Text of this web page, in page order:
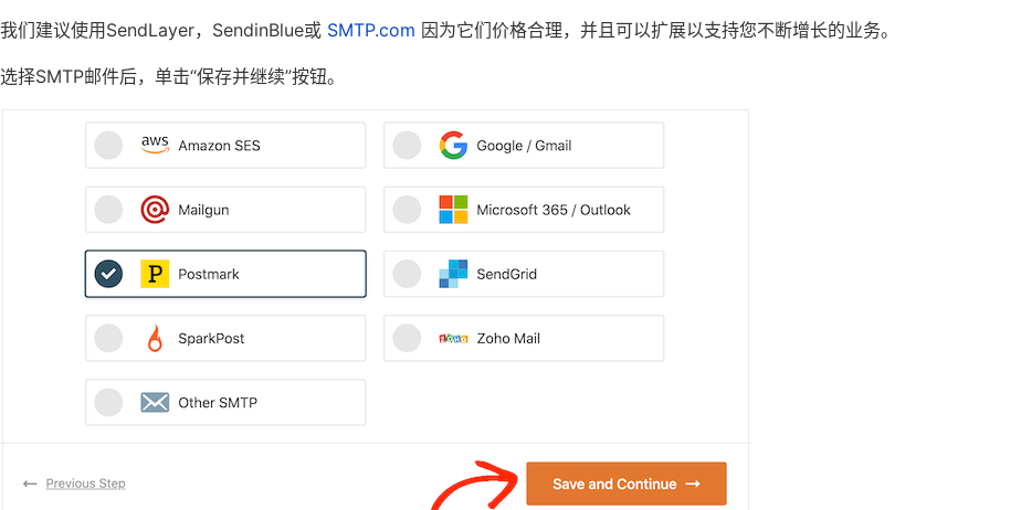
我们建议使用SendLayer，SendinBlue或 SMTP.com 因为它们价格合理，并且可以扩展以支持您不断增长的业务。
选择SMTP邮件后，单击“保存并继续”按钮。